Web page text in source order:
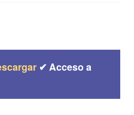
✔ Acceso a